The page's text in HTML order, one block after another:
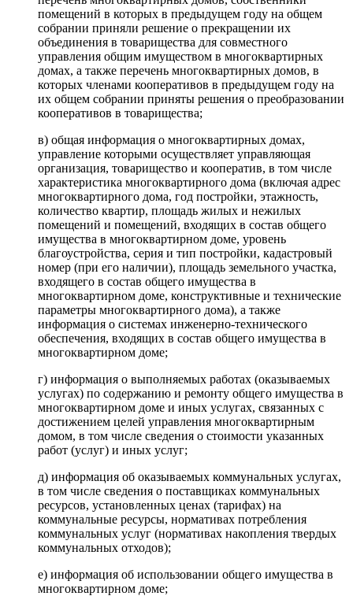
помещений в которых в предыдущем году на общем
собрании приняли решение о прекращении их
объединения в товарищества для совместного
управления общим имуществом в многоквартирных
домах, а также перечень многоквартирных домов, в
которых членами кооперативов в предыдущем году на
их общем собрании приняты решения о преобразовании
кооперативов в товарищества;
в) общая информация о многоквартирных домах,
управление которыми осуществляет управляющая
организация, товарищество и кооператив, в том числе
характеристика многоквартирного дома (включая адрес
многоквартирного дома, год постройки, этажность,
количество квартир, площадь жилых и нежилых
помещений и помещений, входящих в состав общего
имущества в многоквартирном доме, уровень
благоустройства, серия и тип постройки, кадастровый
номер (при его наличии), площадь земельного участка,
входящего в состав общего имущества в
многоквартирном доме, конструктивные и технические
параметры многоквартирного дома), а также
информация о системах инженерно-технического
обеспечения, входящих в состав общего имущества в
многоквартирном доме;
г) информация о выполняемых работах (оказываемых
услугах) по содержанию и ремонту общего имущества в
многоквартирном доме и иных услугах, связанных с
достижением целей управления многоквартирным
домом, в том числе сведения о стоимости указанных
работ (услуг) и иных услуг;
д) информация об оказываемых коммунальных услугах,
в том числе сведения о поставщиках коммунальных
ресурсов, установленных ценах (тарифах) на
коммунальные ресурсы, нормативах потребления
коммунальных услуг (нормативах накопления твердых
коммунальных отходов);
е) информация об использовании общего имущества в
многоквартирном доме;